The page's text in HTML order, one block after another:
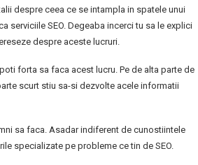
despre ceea ce se intampla in spatele unui
serviciile SEO. Degeaba incerci tu sa le explici
despre aceste lucruri.
forta sa faca acest lucru. Pe de alta parte de
scurt stiu sa-si dezvolte acele informatii
sa faca. Asadar indiferent de cunostiintele
specializate pe probleme ce tin de SEO.